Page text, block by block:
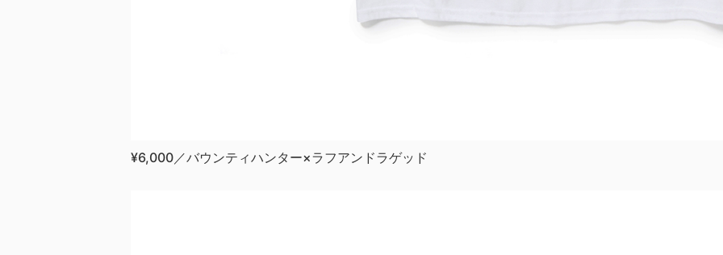
¥6,000／バウンティハンター×ラフアンドラゲッド